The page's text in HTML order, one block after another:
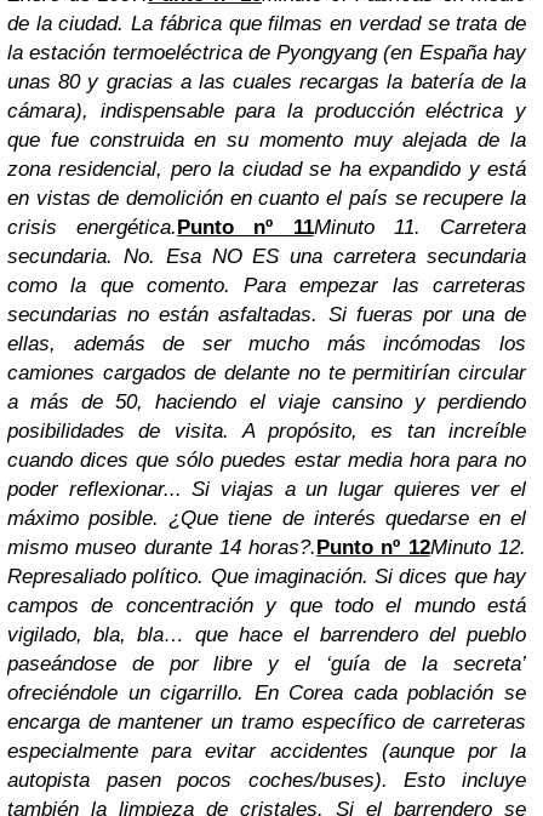
de la ciudad. La fábrica que filmas en verdad se trata de
la estación termoeléctrica de Pyongyang (en España hay
unas 80 y gracias a las cuales recargas la batería de la
cámara), indispensable para la producción eléctrica y
que fue construida en su momento muy alejada de la
zona residencial, pero la ciudad se ha expandido y está
en vistas de demolición en cuanto el país se recupere la
crisis energética.Punto nº 11Minuto 11. Carretera
secundaria. No. Esa NO ES una carretera secundaria
como la que comento. Para empezar las carreteras
secundarias no están asfaltadas. Si fueras por una de
ellas, además de ser mucho más incómodas los
camiones cargados de delante no te permitirían circular
a más de 50, haciendo el viaje cansino y perdiendo
posibilidades de visita.A propósito, es tan increíble
cuando dices que sólo puedes estar media hora para no
poder reflexionar... Si viajas a un lugar quieres ver el
máximo posible. ¿Que tiene de interés quedarse en el
mismo museo durante 14 horas?.Punto nº 12Minuto 12.
Represaliado político. Que imaginación. Si dices que hay
campos de concentración y que todo el mundo está
vigilado, bla, bla… que hace el barrendero del pueblo
paseándose de por libre y el ‘guía de la secreta’
ofreciéndole un cigarrillo. En Corea cada población se
encarga de mantener un tramo específico de carreteras
especialmente para evitar accidentes (aunque por la
autopista pasen pocos coches/buses). Esto incluye
también la limpieza de cristales. Si el barrendero se